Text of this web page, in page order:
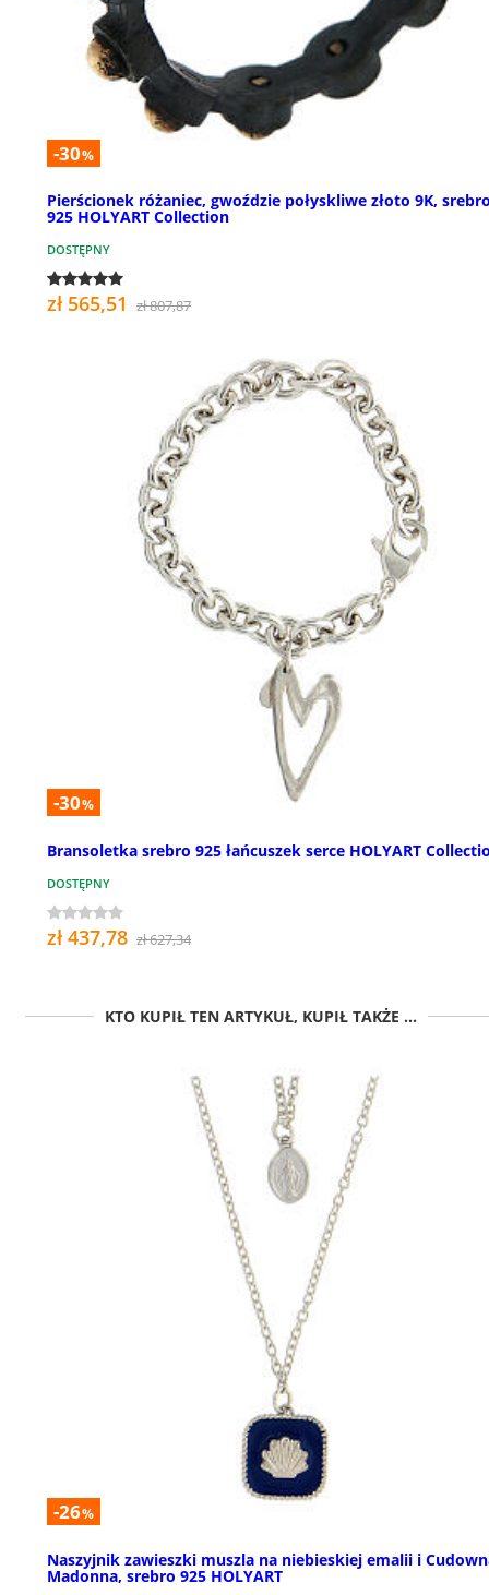
-30%
Pierścionek różaniec, gwoździe połyskliwe złoto 9K,
925 HOLYART Collection
DOSTĘPNY
zł 565,51 zł 807,87
-30%
Bransoletka srebro 925 łańcuszek serce HOLYART
DOSTĘPNY
zł 437,78 zł 627,34
KTO KUPIŁ TEN ARTYKUŁ, KUPIŁ TAKŻE ...
-26%
Naszyjnik zawieszki muszla na niebieskiej emalii i
Madonna, srebro 925 HOLYART